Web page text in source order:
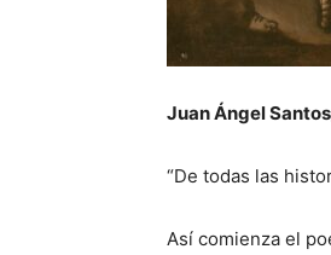
Juan Ángel
“De todas las
Así comienza el